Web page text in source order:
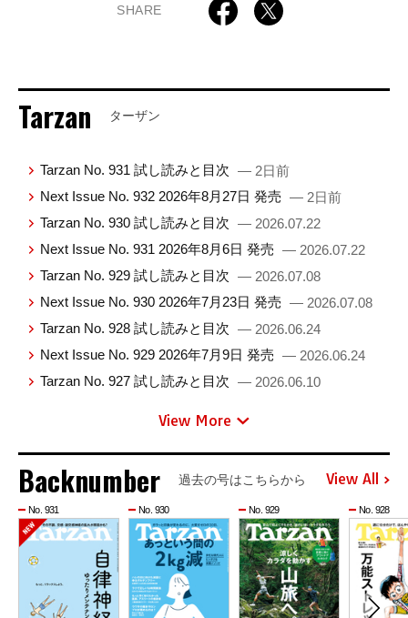
SHARE
Tarzan ターザン
Tarzan No. 931 試し読みと目次 — 2日前
Next Issue No. 932 2026年8月27日 発売 — 2日前
Tarzan No. 930 試し読みと目次 — 2026.07.22
Next Issue No. 931 2026年8月6日 発売 — 2026.07.22
Tarzan No. 929 試し読みと目次 — 2026.07.08
Next Issue No. 930 2026年7月23日 発売 — 2026.07.08
Tarzan No. 928 試し読みと目次 — 2026.06.24
Next Issue No. 929 2026年7月9日 発売 — 2026.06.24
Tarzan No. 927 試し読みと目次 — 2026.06.10
View More
Backnumber 過去の号はこちらから View All
No. 931 No. 930 No. 929 No. 928